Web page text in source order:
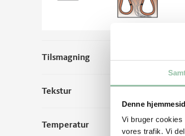
Denne
Vi bruger
vores trafik. Vi
Tilsmagning
Tekstur
Temperatur